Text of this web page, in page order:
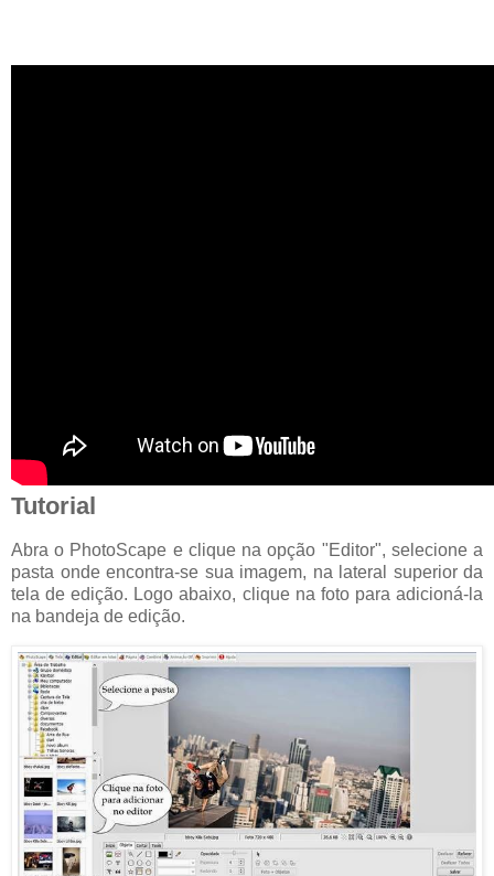
Tutorial
Abra o PhotoScape e clique na opção "Editor", selecione a
pasta onde encontra-se sua imagem, na lateral superior da
tela de edição. Logo abaixo, clique na foto para adicioná-la
na bandeja de edição.